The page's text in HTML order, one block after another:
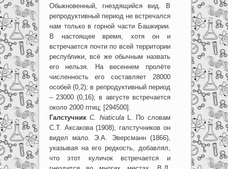
Обыкновенный, гнездящийся вид. В
репродуктивный период не встречался
нам только в горной части Башкирии.
В настоящее время, хотя он и
встречается почти по всей территории
республики, всё же обычным назвать
его нельзя. На весеннем пролёте
численность его составляет 28000
особей (0,2); в репродуктивный период
– 23000 (0,16); в августе встречается
около 2000 птиц; [294500].
Галстучник C. hiaticulaL. По словам
С.Т. Аксакова (1908), галстучников он
видел мало. Э.А. Эверсманн (1866),
указывая на его редкость, добавлял,
что этот куличок встречается и